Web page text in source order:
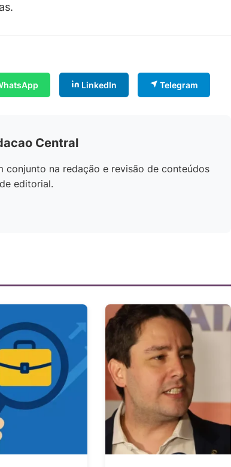
LinkedIn Telegram
Central
conjunto na redação e revisão de conteúdos
editorial.